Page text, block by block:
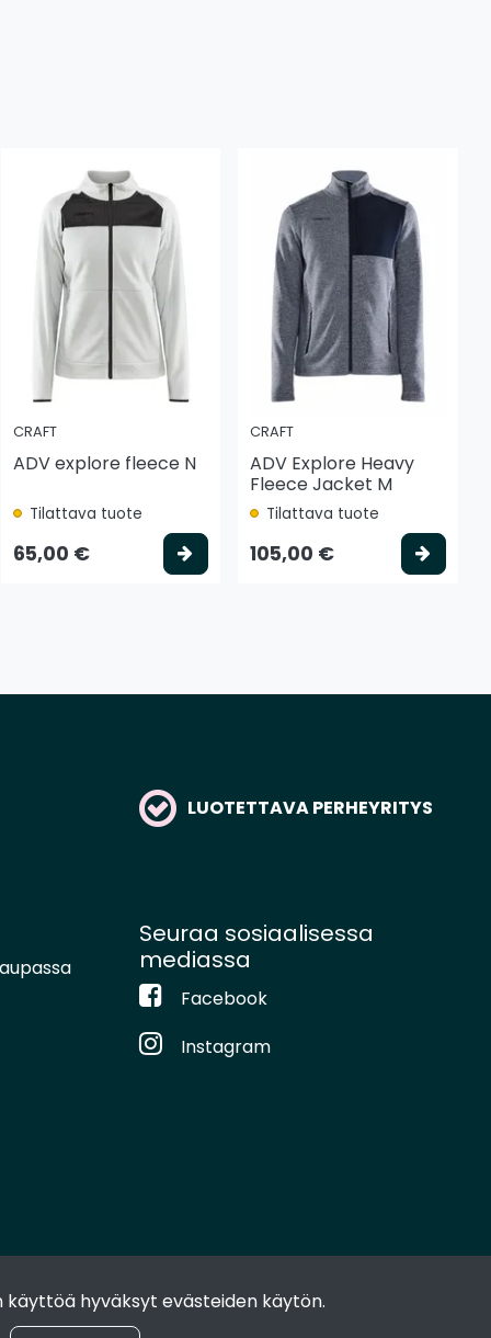
hyväksyt evästeiden käytön.
vaihtoehto
CRAFT
ADV explore fleece N
Tilattava tuote
65,00 € Valitse vaihtoehto
CRAFT
ADV Explore Heavy
Fleece Jacket M
Tilattava tuote
105,00 €
LUOTETTAVA PERHEYRITYS
Seuraa sosiaalisessa
mediassa
Facebook
Instagram